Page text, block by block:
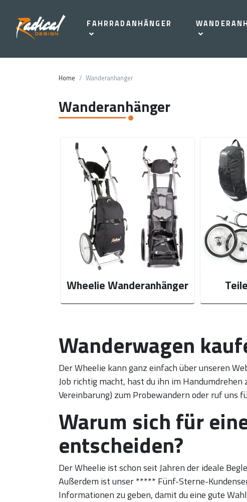
FAHRRADANHÄNGER
Home Wanderanhanger
Wanderanhänger
Wheelie Wanderanhänger
Wanderwagen
Der Wheelie kann ganz einfach über unseren
Job richtig macht, hast du ihn im Handumdrehen
Vereinbarung) zum Probewandern oder ruf uns
Warum sich für
entscheiden?
Der Wheelie ist schon seit Jahren der ideale
Außerdem ist unser ***** Fünf-Sterne-
Informationen zu geben, damit du eine gute